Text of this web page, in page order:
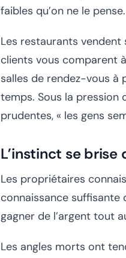
faibles qu’on ne le pense.
Les restaurants
clients vous comparent
salles de rendez-vous
temps. Sous la pression
prudentes, « les gens
L’instinct se brise
Les propriétaires
connaissance
gagner de l’argent tout
Les angles morts ont